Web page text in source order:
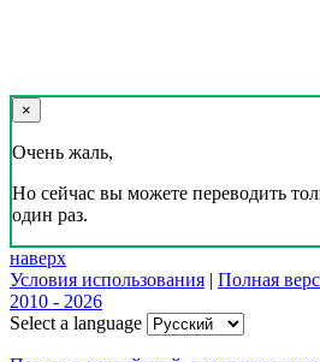
×
Очень жаль,
Но сейчас вы можете переводить
один раз.
наверх
Условия использования | Полная
2010 - 2026
Select a language